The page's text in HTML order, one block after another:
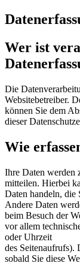
Wer ist
Die
Websitebetreiber.
können Sie dem
dieser
Wie
Ihre Daten werden
mitteilen. Hierbei
Daten handeln, die
Andere Daten
beim Besuch der
vor allem
oder Uhrzeit
des Seitenaufrufs).
sobald Sie diese